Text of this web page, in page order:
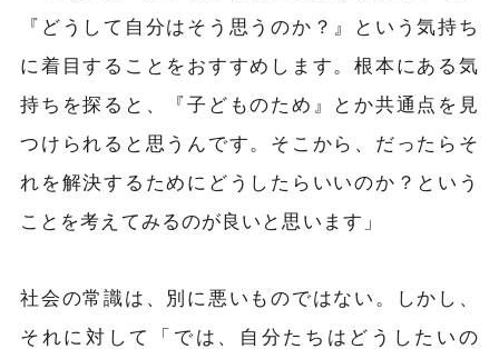
『どうして自分はそう思うのか？』という気持ち
に着目することをおすすめします。根本にある気
持ちを探ると、『子どものため』とか共通点を見
つけられると思うんです。そこから、だったらそ
れを解決するためにどうしたらいいのか？という
ことを考えてみるのが良いと思います」
社会の常識は、別に悪いものではない。しかし、
それに対して「では、自分たちはどうしたいの